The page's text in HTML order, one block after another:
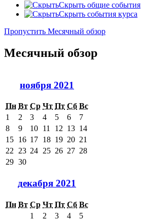
Скрыть общие события
Скрыть события курса
Пропустить Месячный обзор
Месячный обзор
ноября 2021
Пн Вт Ср Чт Пт Сб Вс
1
2 3 4 5 6
7
8
9 10 11 12 13 14
15 16 17 18 19 20 21
22
23 24 25 26 27 28
29 30
декабря 2021
Пн Вт Ср Чт Пт Сб Вс
1
2 3 4 5